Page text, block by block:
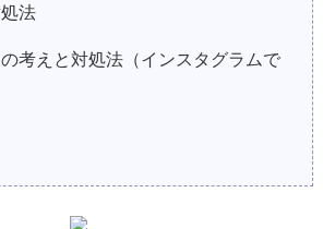
法
考えと対処法（インスタグラムで